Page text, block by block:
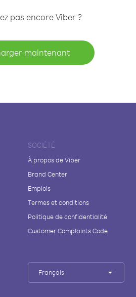
pas encore Viber ?
maintenant
SOCIÉTÉ
À propos de Viber
Brand Center
Emplois
Termes et conditions
Politique de confidentialité
Customer Complaints Code
Français